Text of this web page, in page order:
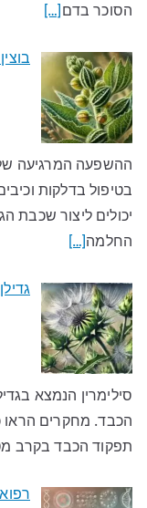
הסוכר בדם[…]
ההשפעה המרגיעה של
בטיפול בדלקות
יכולים ליצור שכבת
החלמה[…]
סילימרין הנמצא
הכבד. מחקרים הראו
תפקוד הכבד בקרב